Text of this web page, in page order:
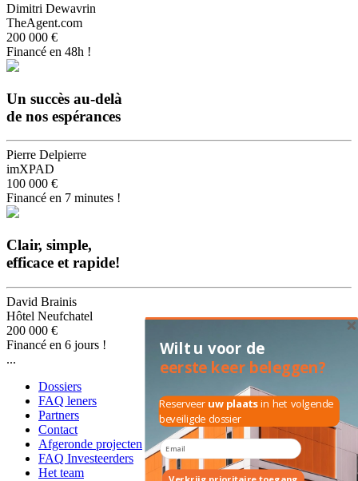
Dimitri Dewavrin
TheAgent.com
200 000 €
Financé en 48h !
Un succès au-delà
de nos espérances
Pierre Delpierre
imXPAD
100 000 €
Financé en 7 minutes !
Clair, simple,
efficace et rapide!
David Brainis
Hôtel Neufchatel
200 000 €
Financé en 6 jours !
...
Dossiers
FAQ leners
Partners
Contact
Afgeronde projecten
FAQ Investeerders
Het team
Wilt u voor de
Reserveeruw plaatsin het volgende
beveiligde dossier
eerste keer beleggen?